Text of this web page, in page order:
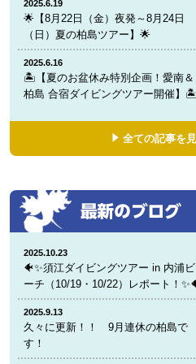
2025.6.19
🌟【8月22日（金）夜発～8月24日
（日）夏の柏島ツアー】🌟
2025.6.16
🏝️【夏のお盆休み特別企画！愛南＆
柏島 合宿ダイビングツアー開催】🏝️
全ての記事を
2025.10.23
🐠✨須江ダイビングツアー in 内浦ビ
ーチ（10/19・10/22）レポート！
2025.9.13
久々に更新！！ 9月連休の柏島で
す！